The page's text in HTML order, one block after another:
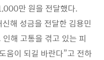
만 원을 전달했다.
해 성금을 전달한 김용민
해 고통을 겪고 있는 피
움이 되길 바란다”고 전하